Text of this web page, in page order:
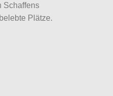
Schaffens
Plätze.